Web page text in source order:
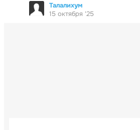
Талалихум
15 октября '25